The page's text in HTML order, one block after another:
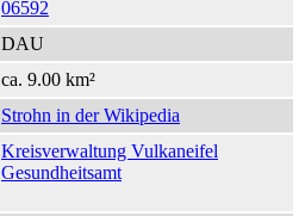
06592
DAU
ca. 9.00 km²
Strohn in der Wikipedia
Kreisverwaltung Vulkaneifel
Gesundheitsamt